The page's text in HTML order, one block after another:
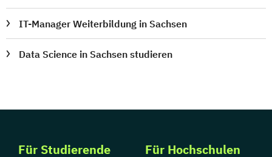
IT-Manager Weiterbildung in Sachsen
Data Science in Sachsen studieren
Für Studierende Für Hochschulen